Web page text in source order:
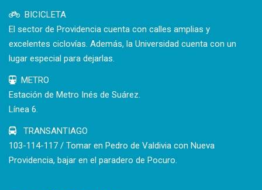
BICICLETA
El sector de Providencia cuenta con calles amplias y
excelentes ciclovías. Además, la Universidad cuenta con un
lugar especial para dejarlas.
METRO
Estación de Metro Inés de Suárez.
Línea 6.
TRANSANTIAGO
103-114-117 / Tomar en Pedro de Valdivia con Nueva
Providencia, bajar en el paradero de Pocuro.